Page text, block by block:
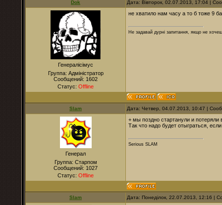
Dok Дата: Вівторок, 02.07.2013, 17:04 |
Генералісімус
Группа: Адміністратор
Сообщений: 1602
Статус: Offline
не хватило нам часу а то б тоже 9
Не задавай дурні запитання, якщо не
Slam Дата: Четвер, 04.07.2013, 10:47 |
Генерал
Группа: Старпом
Сообщений: 1027
Статус: Offline
+ мы поздно стартанули и потеряли
Так что надо будет отыграться,
Serious SLAM
Slam Дата: Понеділок, 22.07.2013, 12:16 |